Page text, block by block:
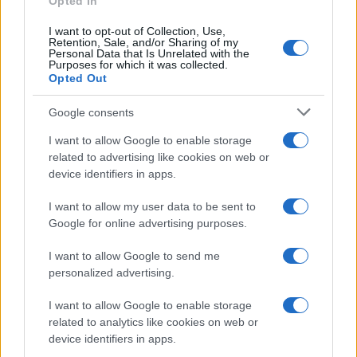
I want to opt-out of Collection, Use,
Retention, Sale, and/or Sharing of my
Personal Data that Is Unrelated with the
Purposes for which it was collected.
Opted Out
Google consents
I want to allow Google to enable storage
related to advertising like cookies on web or
device identifiers in apps.
I want to allow my user data to be sent to
Google for online advertising purposes.
I want to allow Google to send me
personalized advertising.
I want to allow Google to enable storage
related to analytics like cookies on web or
device identifiers in apps.
de l’OTAN, les troupes ukrainiennes ne seront aptes à
utiliser ces avions en situation de combat qu’à partir de
début 2024, tandis que certains experts estiment plutôt
l’été de la même année.
Quelle aide militaire est fournie à Kiev par ses alliés?
Deux ans après le déclenchement d’un conflit à grande
échelle, le soutien occidental à l’Ukraine connaît un
ralentissement. D’août 2023 à janvier 2024, l’aide
nouvellement promise a diminué par rapport à la même
période de l’année précédente, comme le montre le dernier
rapport de l’Institut Kiel, publié en février 2024. Cette
tendance pourrait se maintenir, compte tenu des difficultés
rencontrées par le Sénat américain pour approuver de